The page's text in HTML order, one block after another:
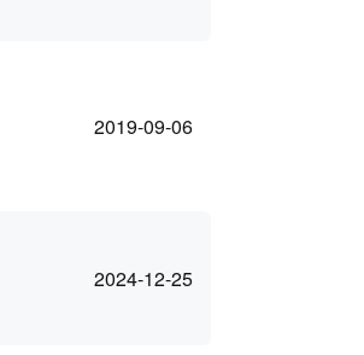
2019-09-06
2024-12-25